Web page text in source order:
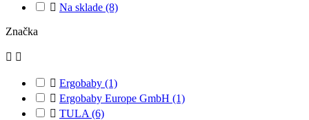
 Na sklade (8)
Značka
 
 Ergobaby (1)
 Ergobaby Europe GmbH (1)
 TULA (6)